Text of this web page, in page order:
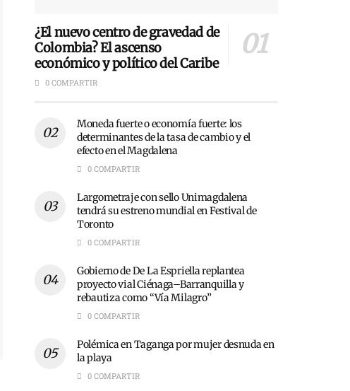
¿El nuevo centro de gravedad de
Colombia? El ascenso
económico y político del Caribe
0 COMPARTIR
Moneda fuerte o economía fuerte: los
determinantes de la tasa de cambio y el
efecto en el Magdalena
0 COMPARTIR
Largometraje con sello Unimagdalena
tendrá su estreno mundial en Festival de
Toronto
0 COMPARTIR
Gobierno de De La Espriella replantea
proyecto vial Ciénaga–Barranquilla y
rebautiza como “Vía Milagro”
0 COMPARTIR
Polémica en Taganga por mujer desnuda en
la playa
0 COMPARTIR